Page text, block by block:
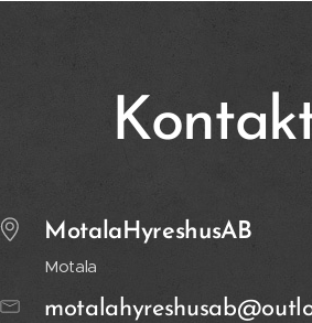
MotalaHyreshusAB
Motala